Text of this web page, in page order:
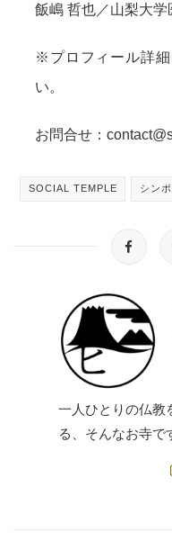
飯嶋 哲也／山梨大学
※プロフィール詳細
い。
お問合せ：
SOCIAL TEMPLE シン
一人ひとりの仏教
る、そんなお寺で